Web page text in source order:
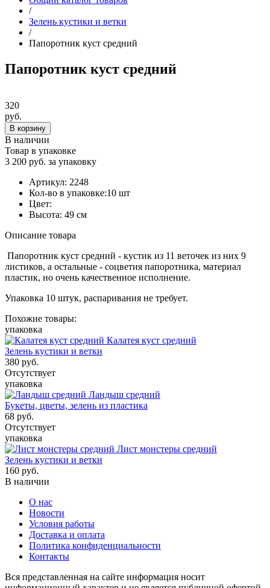
/
Зелень кустики и ветки
/
Папоротник куст средний
Папоротник куст средний
320
руб.
В корзину
В наличии
Товар в упаковке
3 200 руб. за упаковку
Артикул: 2248
Кол-во в упаковке:10 шт
Цвет:
Высота: 49 см
Описание товара
Папоротник куст средний - кустик из 11 веточек из них 9
листиков, а остальные - соцветия папоротника, материал
пластик, но очень качественное исполнение.
Упаковка 10 штук, распаривания не требует.
Похожие товары:
упаковка
Калатея куст средний
Зелень кустики и ветки
380 руб.
Отсутствует
упаковка
Ландыш средний
Букеты, цветы, зелень из пластика
68 руб.
Отсутствует
упаковка
Лист монстеры средний
Зелень кустики и ветки
160 руб.
В наличии
О нас
Новости
Условия работы
Доставка и оплата
Политика конфиденциальности
Контакты
Вся представленная на сайте информация носит